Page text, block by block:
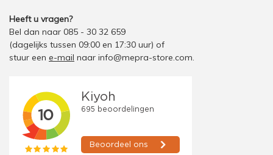
Heeft u vragen?
Bel dan naar 085 - 30 32 659
(dagelijks tussen 09:00 en 17:30 uur) of
stuur een e-mail naar info@mepra-store.com.